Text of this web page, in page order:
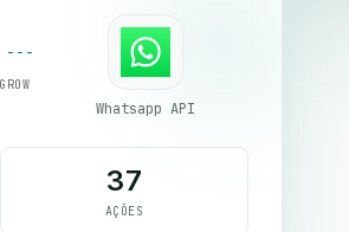
Whatsapp API
37
AÇÕES